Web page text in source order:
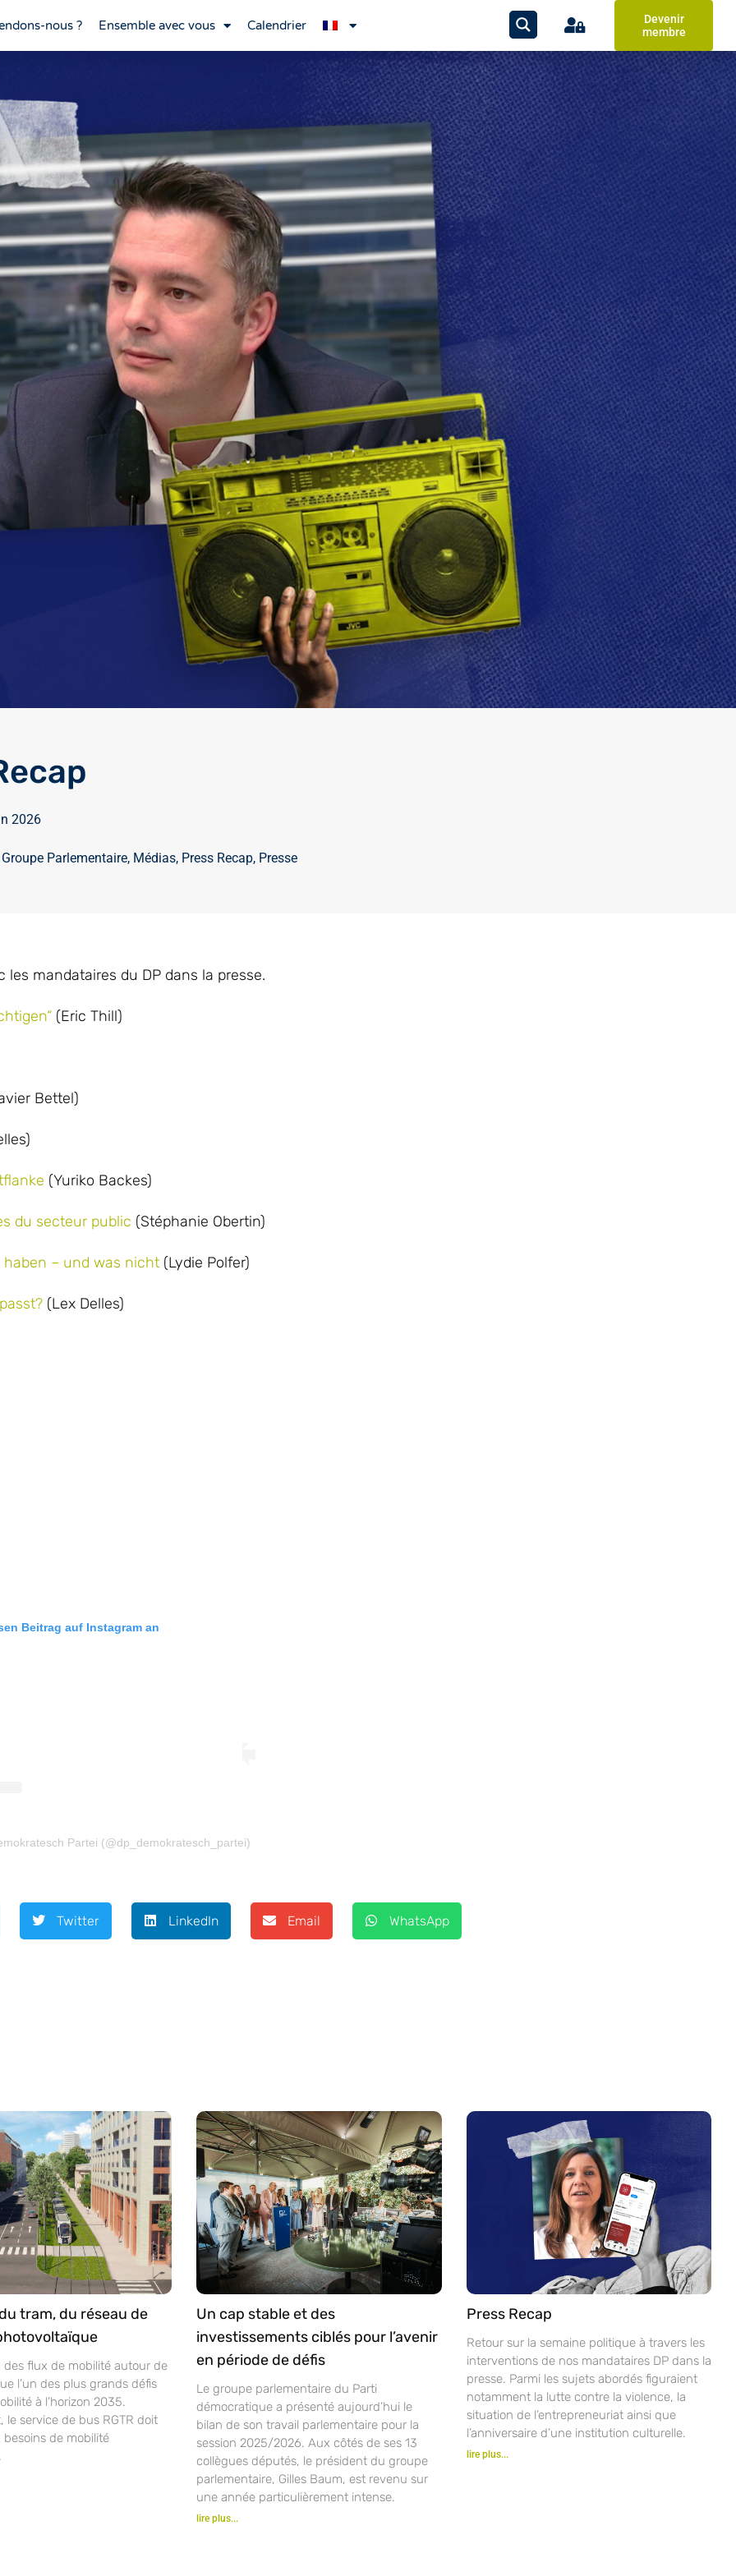
nous ? Ensemble avec vous Calendrier
Devenir
membre
2026
Groupe Parlementaire, Médias, Press Recap, Presse
les mandataires du DP dans la presse.
(Eric Thill)
Bettel)
(Yuriko Backes)
du secteur public (Stéphanie Obertin)
haben – und was nicht (Lydie Polfer)
(Lex Delles)
Beitrag auf Instagram an
Partei (@dp_demokratesch_partei)
Twitter LinkedIn Email WhatsApp
tram, du réseau de
des flux de mobilité autour de
l’un des plus grands défis
à l’horizon 2035.
le service de bus RGTR doit
besoins de mobilité
Un cap stable et des
investissements ciblés pour l’avenir
en période de défis
Le groupe parlementaire du Parti
démocratique a présenté aujourd’hui le
bilan de son travail parlementaire pour la
session 2025/2026. Aux côtés de ses 13
collègues députés, le président du groupe
parlementaire, Gilles Baum, est revenu sur
une année particulièrement intense.
lire plus...
Press Recap
Retour sur la semaine politique à travers les
interventions de nos mandataires DP dans la
presse. Parmi les sujets abordés figuraient
notamment la lutte contre la violence, la
situation de l’entrepreneuriat ainsi que
l’anniversaire d’une institution culturelle.
lire plus...